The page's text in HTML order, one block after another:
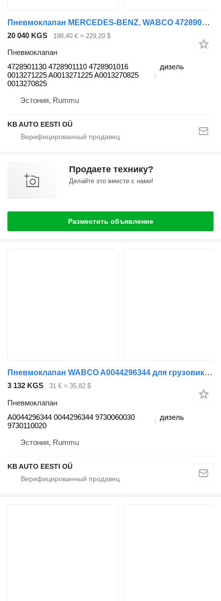
Пневмоклапан MERCEDES-BENZ, WABCO 4728901130 для грузовика Mercedes-Benz Antos, Arocs, Actros MP4 (2012-)
20 040 KGS 198,40 € ≈ 229,20 $
Пневмоклапан
4728901130 4728901110 4728901016
0013271225 A0013271225 A0013270825
0013270825
дизель
Эстония, Rummu
KB AUTO EESTI OÜ
Продаете технику?
Делайте это вместе с нами!
Разместить объявление
Пневмоклапан WABCO A0044296344 для грузовика Mercedes-Benz Actros MP4 Antos Arocs (2012-)
3 132 KGS 31 € ≈ 35,82 $
Пневмоклапан
A0044296344 0044296344 9730060030
9730110020
дизель
Эстония, Rummu
KB AUTO EESTI OÜ